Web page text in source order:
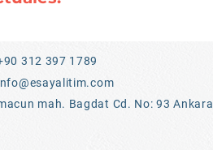
312 397 1789
mah. Bagdat Cd. No: 93 Ankara